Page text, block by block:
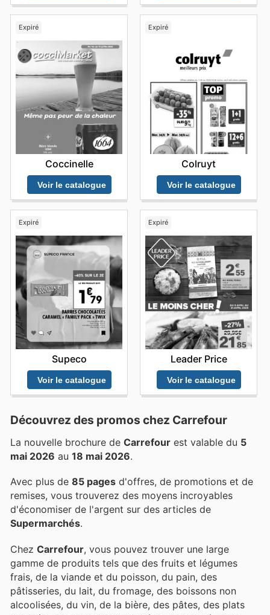
Expiré
Coccinelle
Voir le catalogue
Expiré
Colruyt
Voir le catalogue
Expiré
Supeco
Voir le catalogue
Expiré
Leader Price
Voir le catalogue
Découvrez des promos chez Carrefour
La nouvelle brochure de Carrefour est valable du 5
mai 2026 au 18 mai 2026.
Avec plus de 85 pages d'offres, de promotions et de
remises, vous trouverez des moyens incroyables
d'économiser de l'argent sur des articles de
Supermarchés.
Chez Carrefour, vous pouvez trouver une large
gamme de produits tels que des fruits et légumes
frais, de la viande et du poisson, du pain, des
pâtisseries, du lait, du fromage, des boissons non
alcoolisées, du vin, de la bière, des pâtes, des plats